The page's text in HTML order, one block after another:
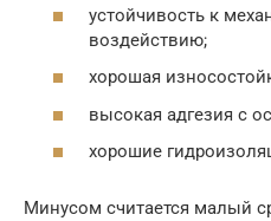
устойчивость к
воздействию;
хорошая
высокая адгезия с
хорошие
Минусом считается малый